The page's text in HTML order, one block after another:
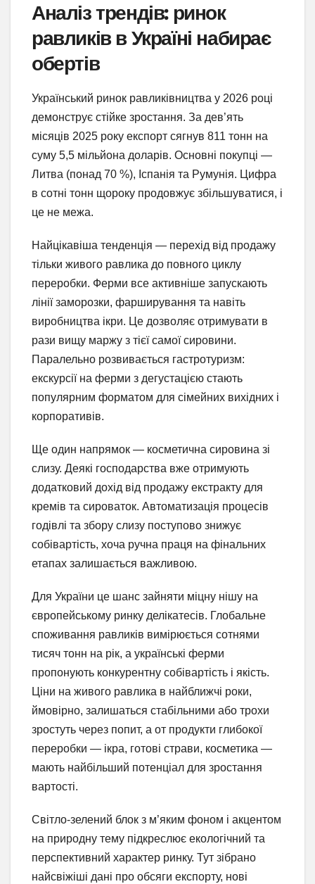
Аналіз трендів: ринок
равликів в Україні набирає
обертів
Український ринок равликівництва у 2026 році
демонструє стійке зростання. За дев’ять
місяців 2025 року експорт сягнув 811 тонн на
суму 5,5 мільйона доларів. Основні покупці —
Литва (понад 70 %), Іспанія та Румунія. Цифра
в сотні тонн щороку продовжує збільшуватися, і
це не межа.
Найцікавіша тенденція — перехід від продажу
тільки живого равлика до повного циклу
переробки. Ферми все активніше запускають
лінії заморозки, фарширування та навіть
виробництва ікри. Це дозволяє отримувати в
рази вищу маржу з тієї самої сировини.
Паралельно розвивається гастротуризм:
екскурсії на ферми з дегустацією стають
популярним форматом для сімейних вихідних і
корпоративів.
Ще один напрямок — косметична сировина зі
слизу. Деякі господарства вже отримують
додатковий дохід від продажу екстракту для
кремів та сироваток. Автоматизація процесів
годівлі та збору слизу поступово знижує
собівартість, хоча ручна праця на фінальних
етапах залишається важливою.
Для України це шанс зайняти міцну нішу на
європейському ринку делікатесів. Глобальне
споживання равликів вимірюється сотнями
тисяч тонн на рік, а українські ферми
пропонують конкурентну собівартість і якість.
Ціни на живого равлика в найближчі роки,
ймовірно, залишаться стабільними або трохи
зростуть через попит, а от продукти глибокої
переробки — ікра, готові страви, косметика —
мають найбільший потенціал для зростання
вартості.
Світло-зелений блок з м’яким фоном і акцентом
на природну тему підкреслює екологічний та
перспективний характер ринку. Тут зібрано
найсвіжіші дані про обсяги експорту, нові